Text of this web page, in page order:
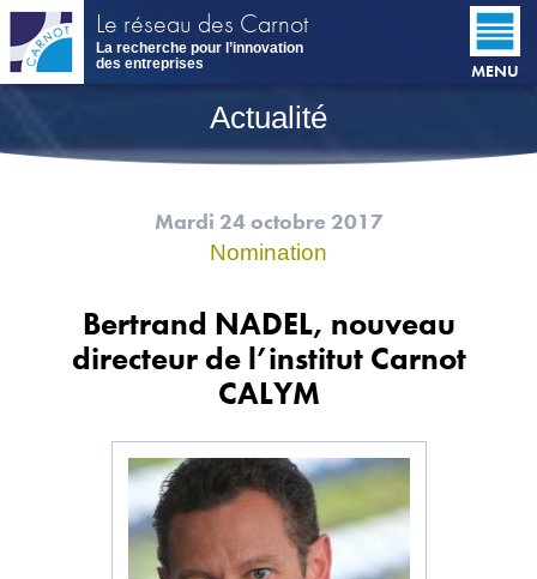
Aller
contenu
principal
Le réseau des Carnot
La recherche pour l’innovation
des entreprises
MENU
Actualité
Mardi 24 octobre 2017
Nomination
Bertrand NADEL, nouveau
directeur de l’institut Carnot
CALYM